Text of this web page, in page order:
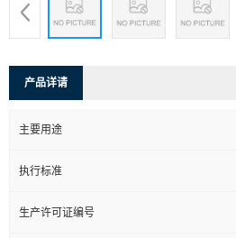
产品详请
主要用途
执行标准
生产许可证编号